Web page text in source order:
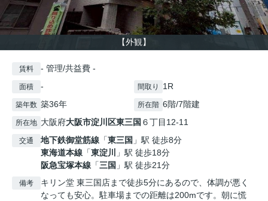
【外観】
賃料 - 管理/共益費 -
面積 - 間取り 1R
築年数 築36年 所在階 6階/7階建
所在地 大阪府大阪市淀川区東三国 ６丁目12-11
交通 地下鉄御堂筋線 「東三国 」駅 徒歩8分
東海道本線 「東淀川
」駅 徒歩18分
阪急宝塚本線 「三国 」駅 徒歩21分
備考
キリン堂 東三国店まで徒歩5分にあるので、体調が悪く
なっても安心。駐車場までの距離は200mです。朝に慌